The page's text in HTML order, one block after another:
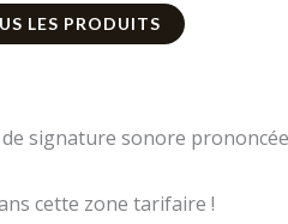
LES PRODUITS
signature sonore
cette zone tarifaire !